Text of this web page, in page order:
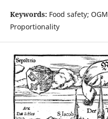
Keywords: Food safety;
Proportionality